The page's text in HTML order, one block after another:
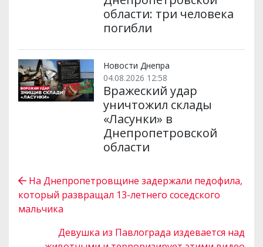
области: три человека
погибли
Новости Днепра
04.08.2026 12:58
Вражеский удар
уничтожил склады
«Ласунки» в
Днепропетровской
области
На Днепропетровщине задержали педофила,
который развращал 13-летнего соседского
мальчика
Девушка из Павлограда издевается над